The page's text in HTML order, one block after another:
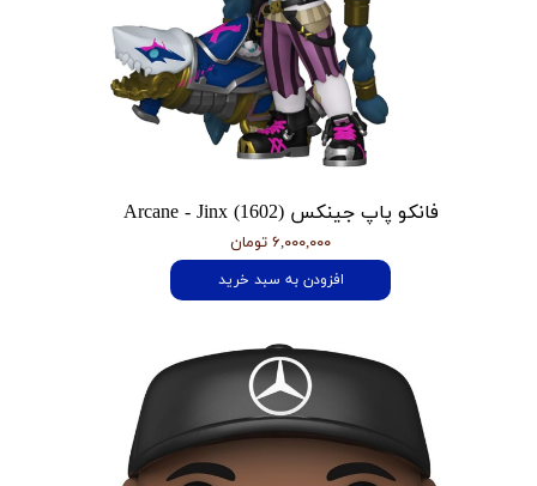
فانکو پاپ جینکس Arcane - Jinx (1602)
۶,۰۰۰,۰۰۰ تومان
افزودن به سبد خرید